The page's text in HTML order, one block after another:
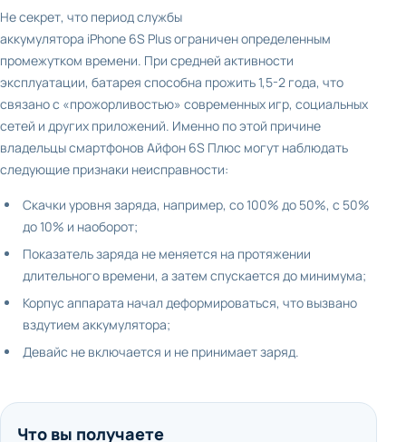
Не секрет, что период службы
аккумулятора iPhone 6S Plusограничен определенным
промежутком времени. При средней активности
эксплуатации, батарея способна прожить 1,5-2 года, что
связано с «прожорливостью» современных игр, социальных
сетей и других приложений. Именно по этой причине
владельцы смартфонов Айфон 6S Плюс могут наблюдать
следующие признаки неисправности:
Скачки уровня заряда, например, со 100% до 50%, с 50%
до 10% и наоборот;
Показатель заряда не меняется на протяжении
длительного времени, а затем спускается до минимума;
Корпус аппарата начал деформироваться, что вызвано
вздутием аккумулятора;
Девайс не включается и не принимает заряд.
Что вы получаете